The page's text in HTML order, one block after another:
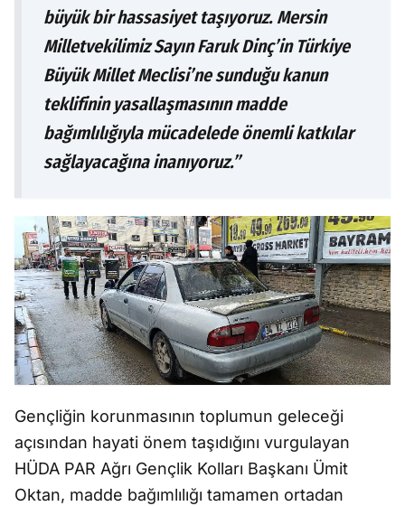
büyük bir hassasiyet taşıyoruz. Mersin
Milletvekilimiz Sayın Faruk Dinç’in Türkiye
Büyük Millet Meclisi’ne sunduğu kanun
teklifinin yasallaşmasının madde
bağımlılığıyla mücadelede önemli katkılar
sağlayacağına inanıyoruz.”
Gençliğin korunmasının toplumun geleceği
açısından hayati önem taşıdığını vurgulayan
HÜDA PAR Ağrı Gençlik Kolları Başkanı Ümit
Oktan, madde bağımlılığı tamamen ortadan